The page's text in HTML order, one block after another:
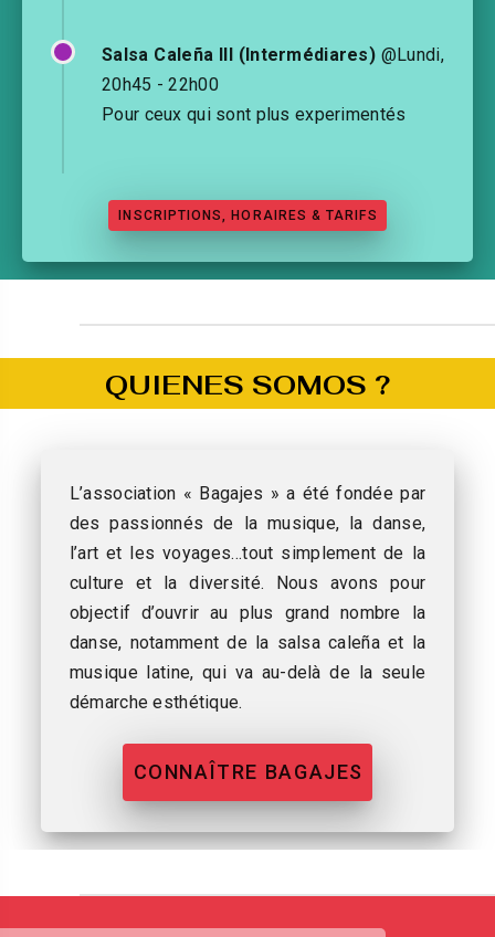
Salsa Caleña III (Intermédiares)@Lundi,
20h45 - 22h00
Pour ceux qui sont plus experimentés
INSCRIPTIONS, HORAIRES & TARIFS
QUIENES SOMOS ?
L’association « Bagajes » a été fondée par
des passionnés de la musique, la danse,
l’art et les voyages…tout simplement de la
culture et la diversité. Nous avons pour
objectif d’ouvrir au plus grand nombre la
danse, notamment de la salsa caleña et la
musique latine, qui va au-delà de la seule
démarche esthétique.
CONNAÎTRE BAGAJES